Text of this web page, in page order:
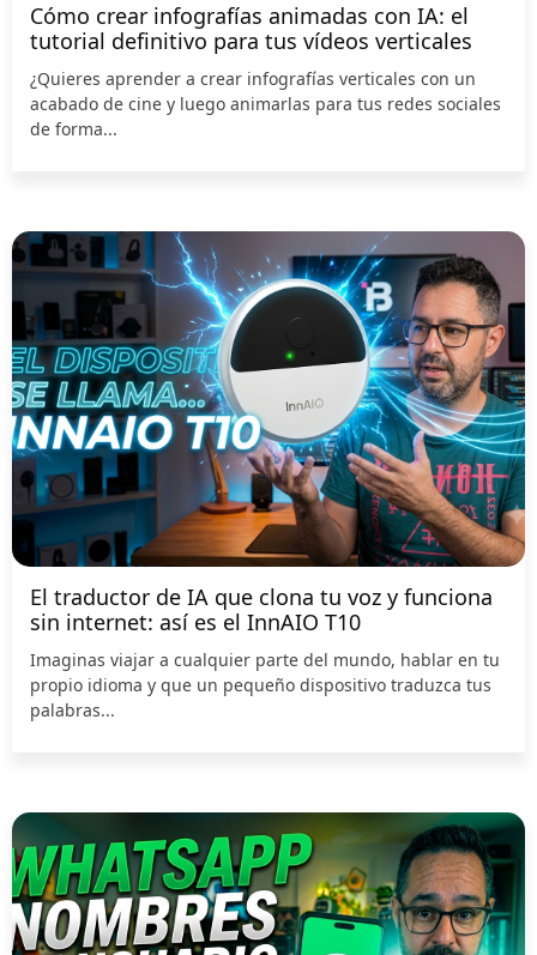
Cómo crear infografías animadas con IA: el
tutorial definitivo para tus vídeos verticales
¿Quieres aprender a crear infografías verticales con un
acabado de cine y luego animarlas para tus redes sociales
de forma...
El traductor de IA que clona tu voz y funciona
sin internet: así es el InnAIO T10
Imaginas viajar a cualquier parte del mundo, hablar en tu
propio idioma y que un pequeño dispositivo traduzca tus
palabras...